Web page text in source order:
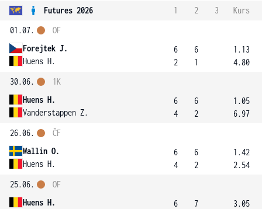
Futures 2026 1 2 3
Kurs
01.07.
Forejtek J.
Huens H.
OF
6
2
6
1
1.13
4.80
30.06.
Huens H.
Vanderstappen Z.
1K
6
4
6
2
1.05
6.97
26.06.
Wallin O.
Huens H.
ČF
6
4
6
2
1.42
2.54
25.06.
Huens H.
OF
6
7
3.05